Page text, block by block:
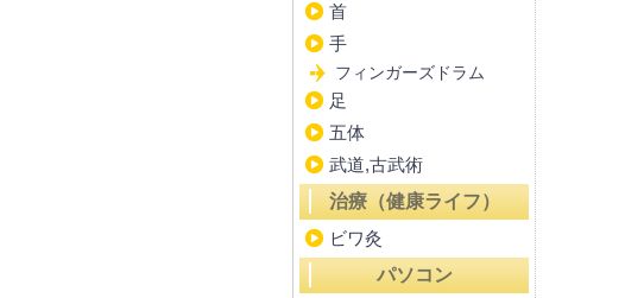
首
手
フィンガーズドラム
足
五体
武道,古武術
治療（健康ライフ）
ビワ灸
パソコン